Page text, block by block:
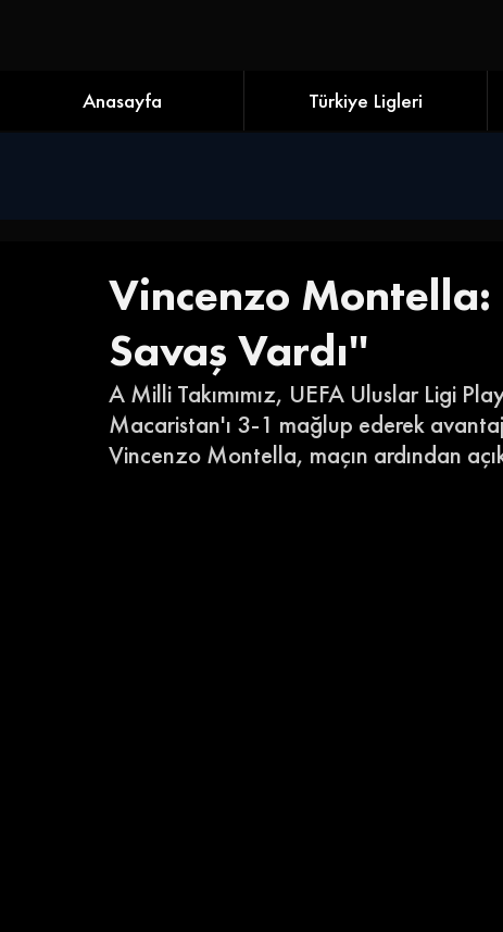
Anasayfa Türkiye Ligleri
Vincenzo
Savaş Vardı''
A Milli Takımımız, UEFA Uluslar Ligi
Macaristan'ı 3-1 mağlup ederek
Vincenzo Montella, maçın ardından